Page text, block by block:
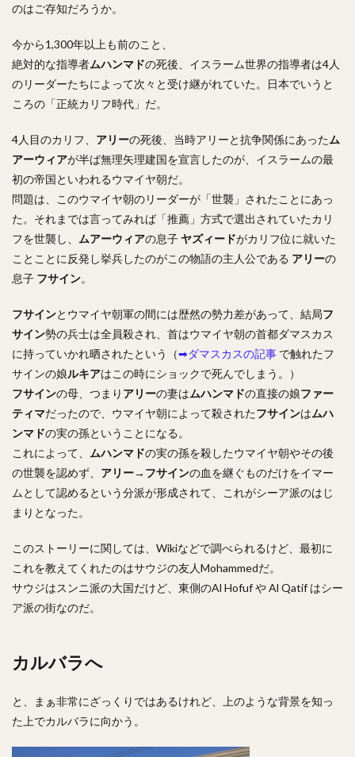
のはご存知だろうか。
今から1,300年以上も前のこと、
絶対的な指導者ムハンマドの死後、イスラーム世界の指導者は4人
のリーダーたちによって次々と受け継がれていた。日本でいうと
ころの「正統カリフ時代」だ。
4人目のカリフ、 アリーの死後、当時アリーと抗争関係にあったム
アーウィアが半ば無理矢理建国を宣言したのが、イスラームの最
初の帝国といわれるウマイヤ朝だ。
問題は、このウマイヤ朝のリーダーが「世襲」されたことにあっ
た。それまでは言ってみれば「推薦」方式で選出されていたカリ
フを世襲し、 ムアーウィアの息子 ヤズィードがカリフ位に就いた
ことことに反発し挙兵したのがこの物語の主人公である アリーの
息子 フサイン。
フサインとウマイヤ朝軍の間には歴然の勢力差があって、結局フ
サイン勢の兵士は全員殺され、首はウマイヤ朝の首都ダマスカス
に持っていかれ晒されたという（➡ダマスカスの記事 で触れたフ
サインの娘ルキアはこの時にショックで死んでしまう。）
フサインの母、つまり アリーの妻はムハンマドの直接の娘ファー
ティマだったので、ウマイヤ朝によって殺されたフサインはムハ
ンマドの実の孫ということになる。
これによって、 ムハンマドの実の孫を殺したウマイヤ朝やその後
の世襲を認めず、 アリー→ フサインの血を継ぐものだけをイマー
ムとして認めるという分派が形成されて、これがシーア派のはじ
まりとなった。
このストーリーに関しては、Wikiなどで調べられるけど、最初に
これを教えてくれたのはサウジの友人Mohammedだ。
サウジはスンニ派の大国だけど、東側のAl Hofuf や Al Qatif はシー
ア派の街なのだ。
カルバラへ
と、まぁ非常にざっくりではあるけれど、上のような背景を知っ
た上でカルバラに向かう。